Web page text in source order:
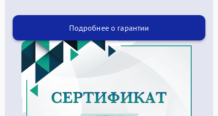
Подробнее о гарантии